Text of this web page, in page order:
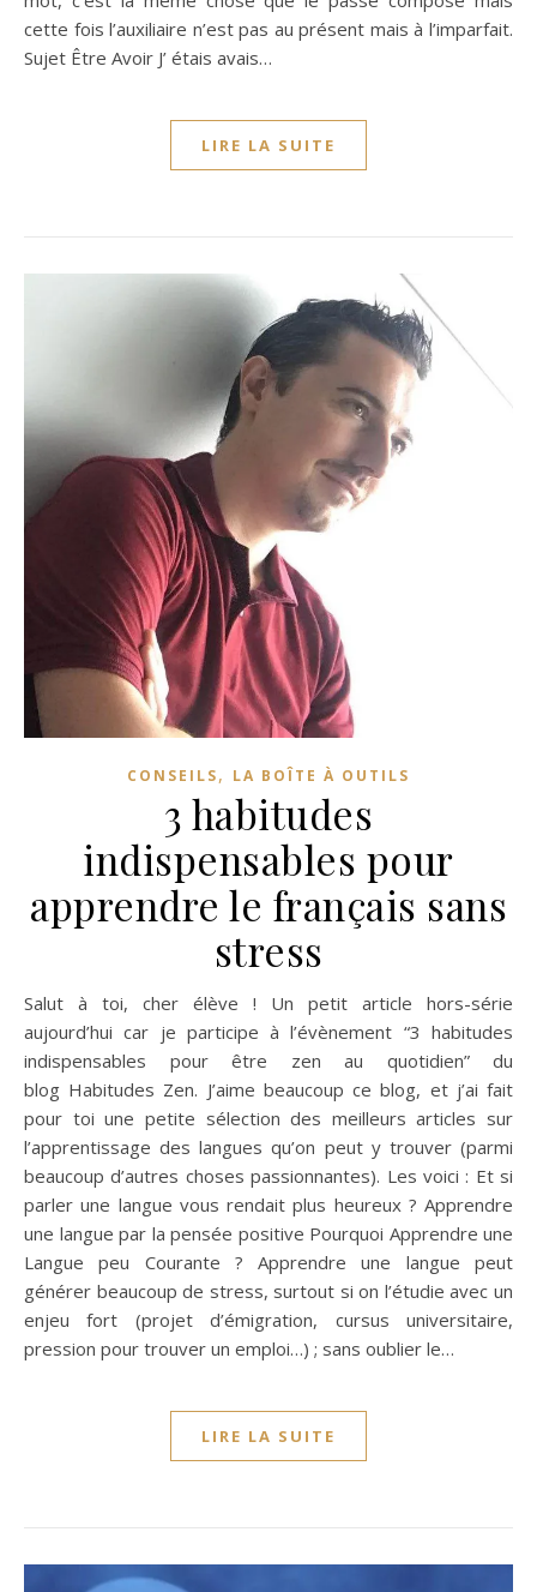
cette fois l’auxiliaire n’est pas au présent mais à l’imparfait.
Sujet Être Avoir J’ étais avais…
LIRE LA SUITE
CONSEILS, LA BOÎTE À OUTILS
3 habitudes
indispensables pour
apprendre le français sans
stress
Salut à toi, cher élève ! Un petit article hors-série
aujourd’hui car je participe à l’évènement “3 habitudes
indispensables pour être zen au quotidien” du
blog Habitudes Zen. J’aime beaucoup ce blog, et j’ai fait
pour toi une petite sélection des meilleurs articles sur
l’apprentissage des langues qu’on peut y trouver (parmi
beaucoup d’autres choses passionnantes). Les voici : Et si
parler une langue vous rendait plus heureux ? Apprendre
une langue par la pensée positive Pourquoi Apprendre une
Langue peu Courante ? Apprendre une langue peut
générer beaucoup de stress, surtout si on l’étudie avec un
enjeu fort (projet d’émigration, cursus universitaire,
pression pour trouver un emploi…) ; sans oublier le…
LIRE LA SUITE